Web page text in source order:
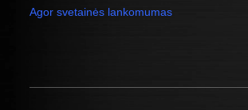
Agor svetainės lankomumas